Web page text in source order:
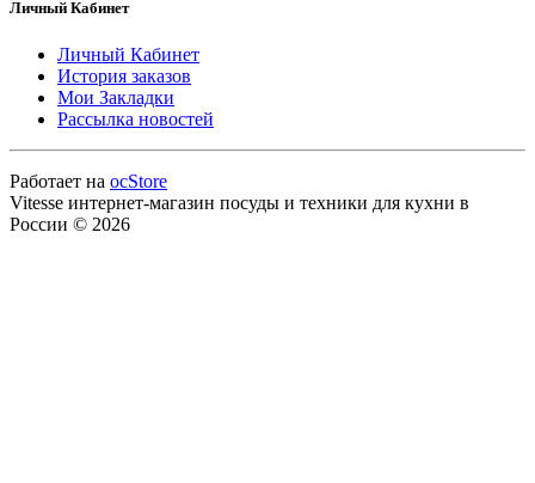
Личный Кабинет
Личный Кабинет
История заказов
Мои Закладки
Рассылка новостей
Работает на ocStore
Vitesse интернет-магазин посуды и техники для кухни в
России © 2026